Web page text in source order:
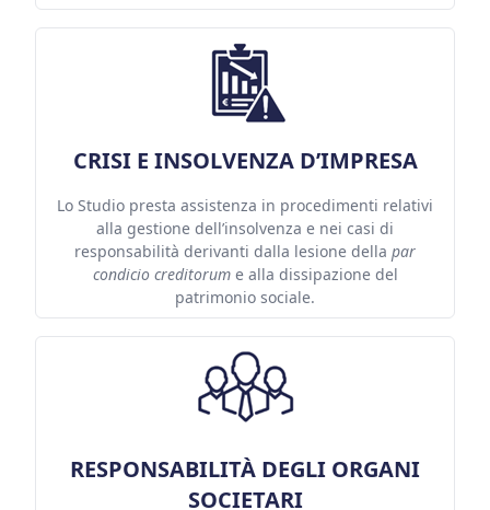
CRISI E INSOLVENZA D’IMPRESA
Lo Studio presta assistenza in procedimenti relativi
alla gestione dell’insolvenza e nei casi di
responsabilità derivanti dalla lesione della par
condicio creditorume alla dissipazione del
patrimonio sociale.
RESPONSABILITÀ DEGLI ORGANI
SOCIETARI